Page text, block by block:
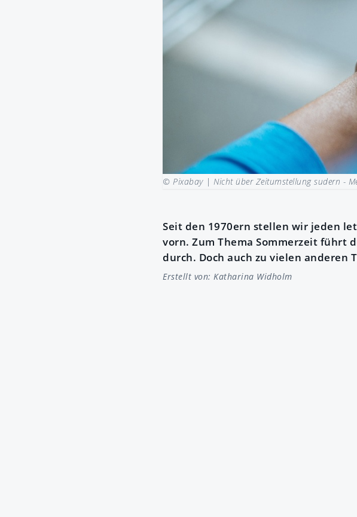
© Pixabay | Nicht über Zeitumstellung sudern -
Seit den 1970ern stellen wir jeden
vorn. Zum Thema Sommerzeit führt
durch. Doch auch zu vielen anderen
Erstellt von: Katharina Widholm